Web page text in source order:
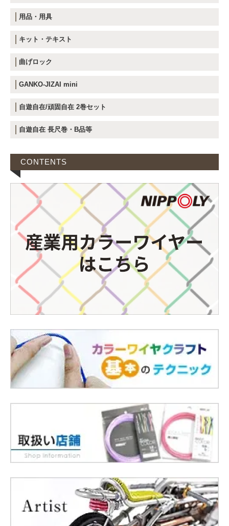
用品・用具
キット・テキスト
曲げロック
GANKO-JIZAI mini
自遊自在/頑固自在 2巻セット
自遊自在 長尺巻・B品等
CONTENTS